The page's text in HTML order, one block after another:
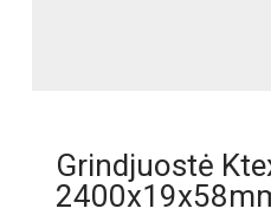
Grindjuostė